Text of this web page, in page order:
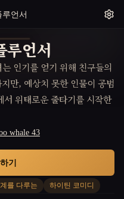
루언서
루언서
인기를 얻기 위해 친구들의
만, 예상치 못한 인물이 공범
위태로운 줄타기를 시작한
whale 43
를 다루는 하이틴 코미디
기